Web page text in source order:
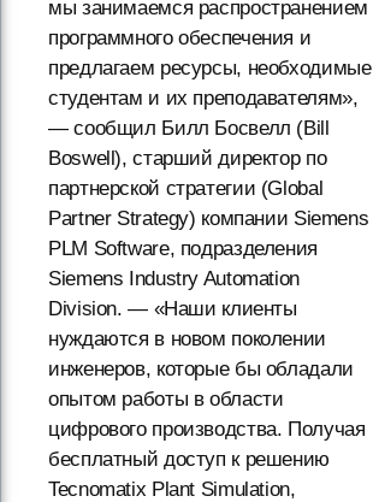
мы занимаемся распространением
программного обеспечения и
предлагаем ресурсы, необходимые
студентам и их преподавателям»,
— сообщил Билл Босвелл (Bill
Boswell), старший директор по
партнерской стратегии (Global
Partner Strategy) компании Siemens
PLM Software, подразделения
Siemens Industry Automation
Division. — «Наши клиенты
нуждаются в новом поколении
инженеров, которые бы обладали
опытом работы в области
цифрового производства. Получая
бесплатный доступ к решению
Tecnomatix Plant Simulation,